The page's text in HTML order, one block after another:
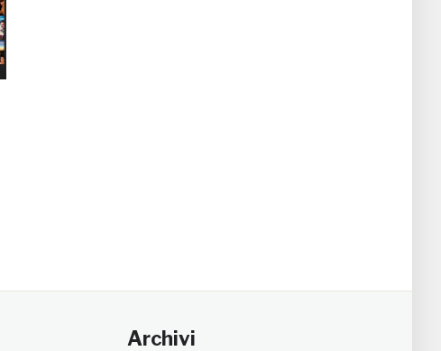
Archivi